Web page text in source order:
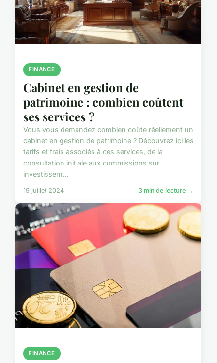
FINANCE
Cabinet en gestion de
patrimoine : combien coûtent
ses services ?
Vous vous demandez combien coûte réellement un
cabinet en gestion de patrimoine ? Découvrez ici les
tarifs et frais associés à ces services, de la
consultation initiale aux commissions sur
investissem...
19 juillet 2024 3 min de lecture →
FINANCE